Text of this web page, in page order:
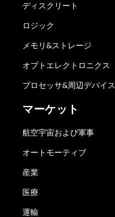
ディスクリート
ロジック
メモリ&ストレージ
オプトエレクトロニクス
プロセッサ&周辺デバイス
マーケット
航空宇宙および軍事
オートモーティブ
産業
医療
運輸